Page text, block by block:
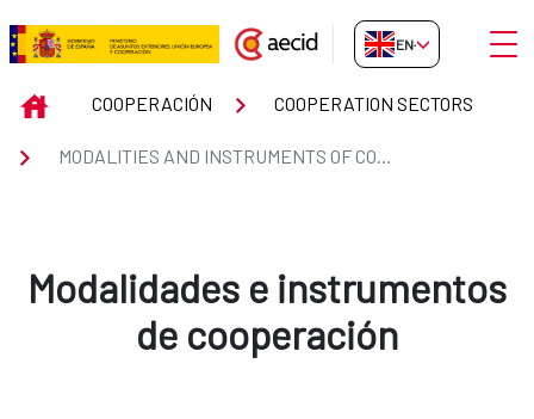
Skip to Main Content
MODALITIES AND
EN-GB
INICIOCOOPERACIÓN COOPERATION SECTORS
MODALITIES AND INSTRUMENTS OF COOPERATION
Modalidades e instrumentos
de cooperación